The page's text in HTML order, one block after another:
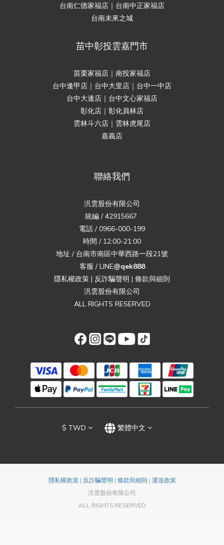
台南仁德家福店｜台南中正家福店
台南未來之城
苗中彰投雲嘉門市
苗栗家福店｜南投家福店
台中逢甲店｜台中大里店｜台中一中店
台中大連店｜台中文心家福店
彰化店｜彰化員林店
雲林斗六店｜雲林虎尾店
嘉義店
聯絡我們
汎雲股份有限公司
統編 / 42915667
電話 / 0966-000-199
時間 / 12:00-21:00
地址 / 台南市南區中華西路一段21號
客服 / LINE@qek888
隱私權政策 | 反詐騙聲明 | 條款與細則
汎雲股份有限公司
ALL RIGHTS RESERVED
$ TWD 繁體中文
隱私權政策| 反詐騙聲明 | 條款與細則 | 運送政策
汎雲股份有限公司
ALL RIGHTS RESERVED